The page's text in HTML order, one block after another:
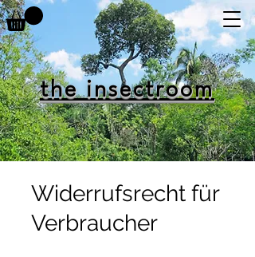
the insectroom
Widerrufsrecht für
Verbraucher